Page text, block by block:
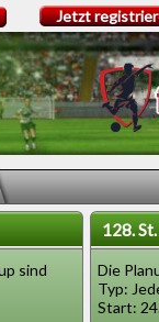
Jetzt
sind
128.
Die
Typ:
Start: